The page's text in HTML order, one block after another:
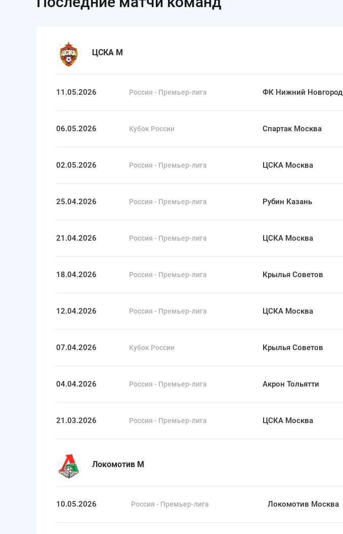
ЦСКА М
11.05.2026 Россия - Премьер-лига ФК Нижний Новгород
06.05.2026 Кубок России Спартак Москва
02.05.2026 Россия - Премьер-лига ЦСКА Москва
25.04.2026 Россия - Премьер-лига Рубин Казань
21.04.2026 Россия - Премьер-лига ЦСКА Москва
18.04.2026 Россия - Премьер-лига Крылья Советов
12.04.2026 Россия - Премьер-лига ЦСКА Москва
07.04.2026 Кубок России Крылья Советов
04.04.2026 Россия - Премьер-лига Акрон Тольятти
21.03.2026 Россия - Премьер-лига ЦСКА Москва
Локомотив М
10.05.2026 Россия - Премьер-лига Локомотив Москва